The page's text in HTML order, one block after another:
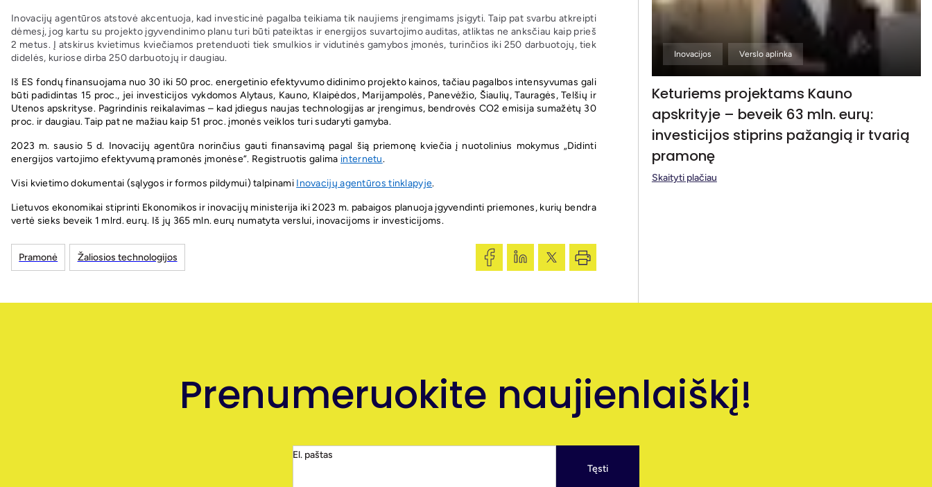
Inovacijų agentūros atstovė akcentuoja, kad investicinė pagalba teikiama tik naujiems įrengimams įsigyti. Taip pat svarbu atkreipti
dėmesį, jog kartu su projekto įgyvendinimo planu turi būti pateiktas ir energijos suvartojimo auditas, atliktas ne anksčiau kaip prieš
2 metus. Į atskirus kvietimus kviečiamos pretenduoti tiek smulkios ir vidutinės gamybos įmonės, turinčios iki 250 darbuotojų, tiek
didelės, kuriose dirba 250 darbuotojų ir daugiau.
Iš ES fondų finansuojama nuo 30 iki 50 proc. energetinio efektyvumo didinimo projekto kainos, tačiau pagalbos intensyvumas gali
būti padidintas 15 proc., jei investicijos vykdomos Alytaus, Kauno, Klaipėdos, Marijampolės, Panevėžio, Šiaulių, Tauragės, Telšių ir
Utenos apskrityse. Pagrindinis reikalavimas – kad įdiegus naujas technologijas ar įrengimus, bendrovės CO2 emisija sumažėtų 30
proc. ir daugiau. Taip pat ne mažiau kaip 51 proc. įmonės veiklos turi sudaryti gamyba.
2023 m. sausio 5 d. Inovacijų agentūra norinčius gauti finansavimą pagal šią priemonę kviečia į nuotolinius mokymus „Didinti
energijos vartojimo efektyvumą pramonės įmonėse“. Registruotis galima internetu.
Visi kvietimo dokumentai (sąlygos ir formos pildymui) talpinami Inovacijų agentūros tinklapyje.
Lietuvos ekonomikai stiprinti Ekonomikos ir inovacijų ministerija iki 2023 m. pabaigos planuoja įgyvendinti priemones, kurių bendra
vertė sieks beveik 1 mlrd. eurų. Iš jų 365 mln. eurų numatyta verslui, inovacijoms ir investicijoms.
Pramonė Žaliosios technologijos
Inovacijos Verslo aplinka
Keturiems projektams Kauno
apskrityje – beveik 63 mln. eurų:
investicijos stiprins pažangią ir tvarią
pramonę
Skaityti plačiau
Prenumeruokite naujienlaiškį!
El. paštas
Tęsti